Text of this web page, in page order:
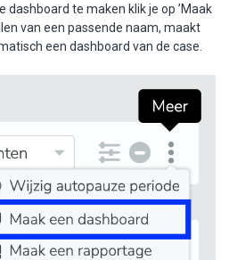
dashboard te maken klik je op ’Maak
van een passende naam, maakt
een dashboard van de case.